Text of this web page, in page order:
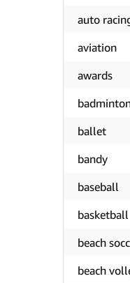
auto
aviation
awards
ballet
bandy
baseball
basketball
beach
beach